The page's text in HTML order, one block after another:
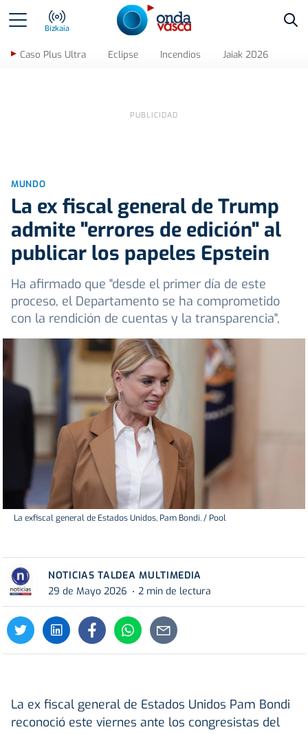
Bizkaia
Caso Plus Ultra Eclipse Incendios Jaiak 2026
MUNDO
La ex fiscal general de Trump
admite "errores de edición" al
publicar los papeles Epstein
Ha afirmado que "desde el primer día de este
proceso, el Departamento se ha comprometido
con la rendición de cuentas y la transparencia",
La exfiscal general de Estados Unidos, Pam Bondi. / Pool
NOTICIAS TALDEA MULTIMEDIA
29 de Mayo 2026
2 min de lectura
La ex fiscal general de Estados Unidos Pam Bondi
reconoció este viernes ante los congresistas del